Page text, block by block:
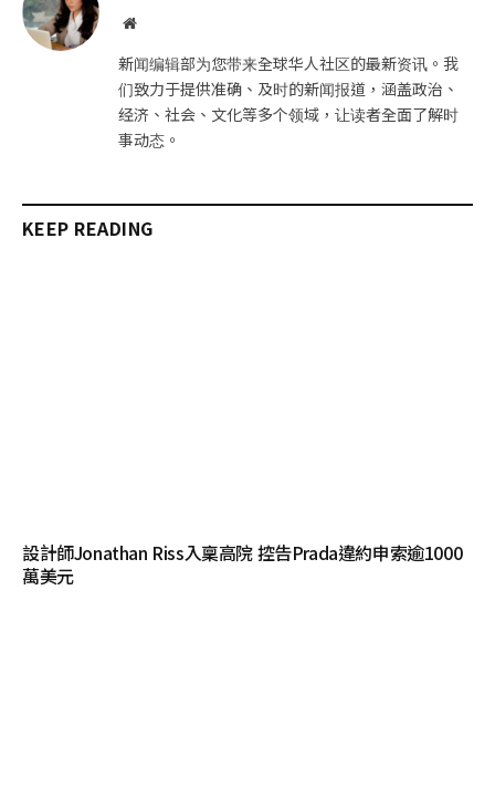
网
新闻编辑部为您带来全球华人社区的最新资讯。我
们致力于提供准确、及时的新闻报道，涵盖政治、
经济、社会、文化等多个领域，让读者全面了解时
事动态。
KEEP READING
設計師Jonathan Riss入稟高院 控告Prada違約申索逾1000
萬美元